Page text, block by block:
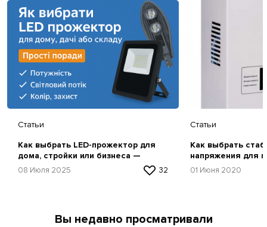
Статьи
Как выбрать LED-прожектор для
дома, стройки или бизнеса —
простая инструкция
08 Июля 2025 32
Статьи
Как выбрать
напряжения для
советы и
01 Июня 2020
Вы недавно просматривали